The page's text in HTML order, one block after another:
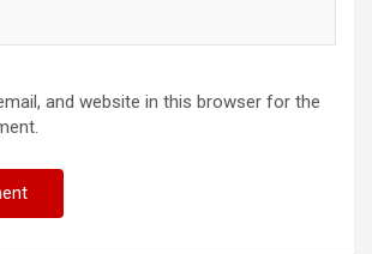
and website in this browser for the